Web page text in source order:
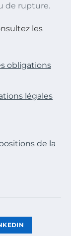
de rupture.
les
obligations
légales
de la